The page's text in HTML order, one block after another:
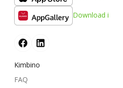
Download i
Kimbino
FAQ